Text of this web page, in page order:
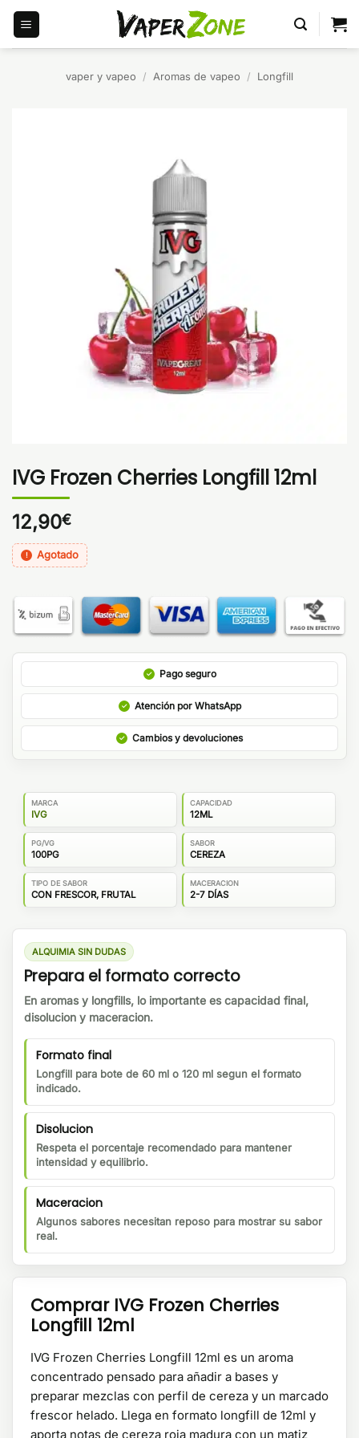
Saltar
contenido
vaper y vapeo / Aromas de vapeo / Longfill
IVG Frozen Cherries Longfill 12ml
12,90€
Agotado
Pago seguro
Atención por WhatsApp
Cambios y devoluciones
MARCA
IVG
CAPACIDAD
12ML
PG/VG
100PG
SABOR
CEREZA
TIPO DE SABOR
CON FRESCOR, FRUTAL
MACERACION
2-7 DÍAS
ALQUIMIA SIN DUDAS
Prepara el formato correcto
En aromas y longfills, lo importante es capacidad final,
disolucion y maceracion.
Formato final
Longfill para bote de 60 ml o 120 ml segun el formato
indicado.
Disolucion
Respeta el porcentaje recomendado para mantener
intensidad y equilibrio.
Maceracion
Algunos sabores necesitan reposo para mostrar su sabor
real.
Comprar IVG Frozen Cherries
Longfill 12ml
IVG Frozen Cherries Longfill 12ml es un aroma
concentrado pensado para añadir a bases y
preparar mezclas con perfil de cereza y un marcado
frescor helado. Llega en formato longfill de 12ml y
aporta notas de cereza roja madura con un matiz